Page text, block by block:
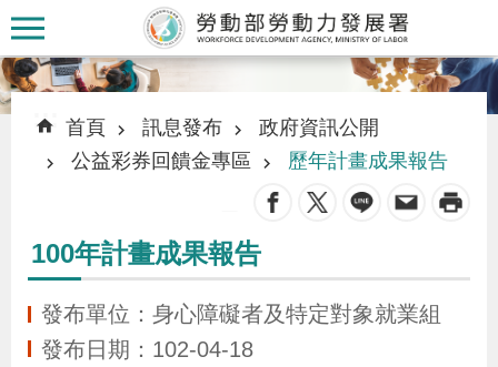
跳到主要內容區塊
識
本
署
:::
::: 首頁 訊息發布
政府資訊公開
公益彩券回饋金專區
歷年計畫成果報告
100年計畫成果報告
發布單位：身心障礙者及特定對象就業組
發布日期：102-04-18